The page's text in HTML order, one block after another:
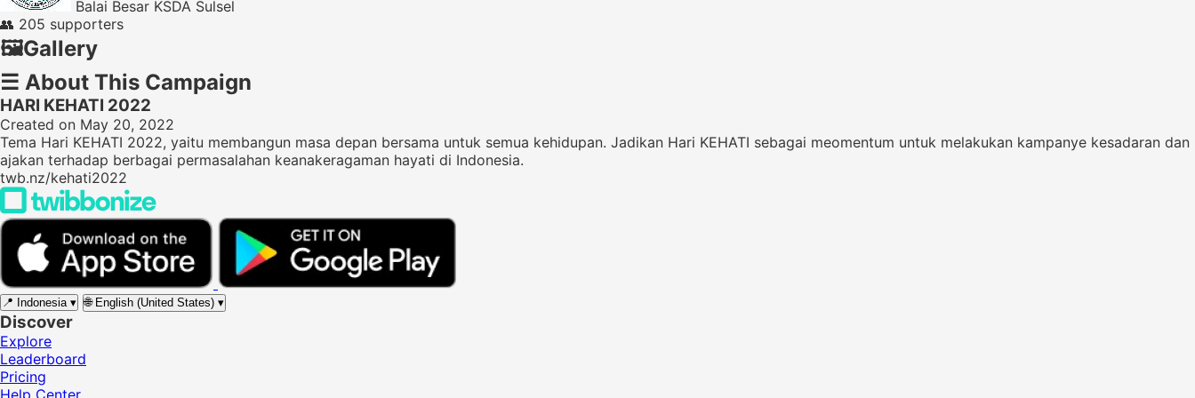
Balai Besar KSDA Sulsel
👥 205 supporters
🖼️Gallery
☰ About This Campaign
HARI KEHATI 2022
Created on May 20, 2022
Tema Hari KEHATI 2022, yaitu membangun masa depan bersama untuk semua kehidupan. Jadikan Hari KEHATI sebagai meomentum untuk melakukan kampanye kesadaran dan
ajakan terhadap berbagai permasalahan keanakeragaman hayati di Indonesia.
twb.nz/kehati2022
📍 Indonesia ▾ 🌐 English (United States) ▾
Discover
Explore
Leaderboard
Pricing
Help Center